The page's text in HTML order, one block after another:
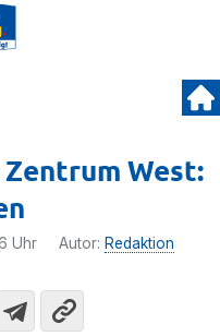
West:
Uhr Autor: Redaktion